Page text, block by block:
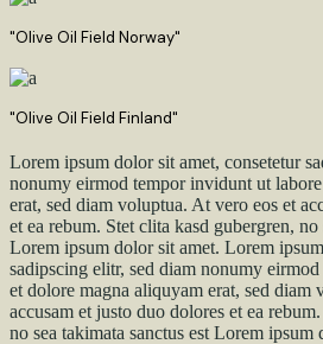
"Olive Oil Field Norway"
"Olive Oil Field Finland"
Lorem ipsum dolor sit amet, consetetur
nonumy eirmod tempor invidunt ut
erat, sed diam voluptua. At vero eos et
et ea rebum. Stet clita kasd gubergren, no
Lorem ipsum dolor sit amet. Lorem
sadipscing elitr, sed diam nonumy
et dolore magna aliquyam erat, sed diam
accusam et justo duo dolores et ea
no sea takimata sanctus est Lorem ipsum